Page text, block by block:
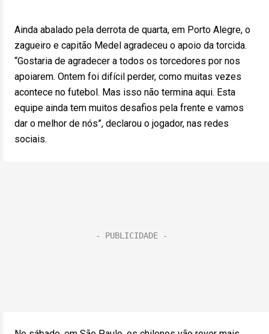
Ainda abalado pela derrota de quarta, em Porto Alegre, o
zagueiro e capitão Medel agradeceu o apoio da torcida.
“Gostaria de agradecer a todos os torcedores por nos
apoiarem. Ontem foi difícil perder, como muitas vezes
acontece no futebol. Mas isso não termina aqui. Esta
equipe ainda tem muitos desafios pela frente e vamos
dar o melhor de nós”, declarou o jogador, nas redes
sociais.